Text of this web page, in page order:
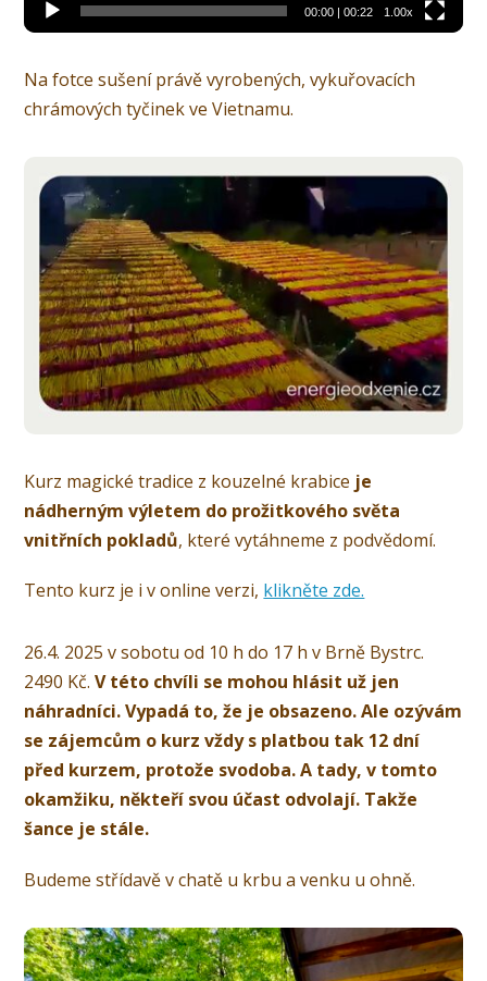
00:00| 00:22 1.00x
Na fotce sušení právě vyrobených, vykuřovacích
chrámových tyčinek ve Vietnamu.
Kurz magické tradice z kouzelné krabice je
nádherným výletem do prožitkového světa
vnitřních pokladů, které vytáhneme z podvědomí.
Tento kurz je i v online verzi, klikněte zde.
26.4. 2025 v sobotu od 10 h do 17 h v Brně Bystrc.
2490 Kč.V této chvíli se mohou hlásit už jen
náhradníci. Vypadá to, že je obsazeno. Ale ozývám
se zájemcům o kurz vždy s platbou tak 12 dní
před kurzem, protože svodoba. A tady, v tomto
okamžiku, někteří svou účast odvolají. Takže
šance je stále.
Budeme střídavě v chatě u krbu a venku u ohně.